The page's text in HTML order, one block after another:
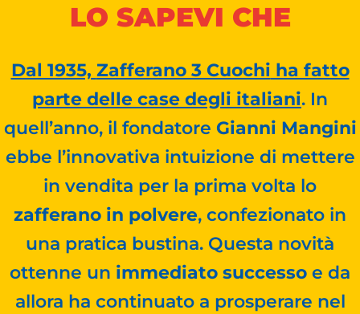
LO SAPEVI CHE
Dal 1935, Zafferano 3 Cuochi ha fatto
parte delle case degli italiani. In
quell’anno, il fondatore Gianni Mangini
ebbe l’innovativa intuizione di mettere
in vendita per la prima volta lo
zafferano in polvere, confezionato in
una pratica bustina. Questa novità
ottenne un immediato successo e da
allora ha continuato a prosperare nel